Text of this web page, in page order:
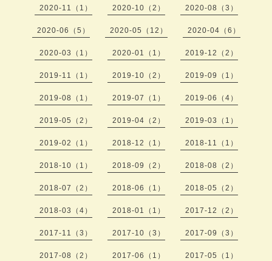
2020-11（1） 2020-10（2） 2020-08（3）
2020-06（5） 2020-05（12） 2020-04（6）
2020-03（1） 2020-01（1） 2019-12（2）
2019-11（1） 2019-10（2） 2019-09（1）
2019-08（1） 2019-07（1） 2019-06（4）
2019-05（2） 2019-04（2） 2019-03（1）
2019-02（1） 2018-12（1） 2018-11（1）
2018-10（1） 2018-09（2） 2018-08（2）
2018-07（2） 2018-06（1） 2018-05（2）
2018-03（4） 2018-01（1） 2017-12（2）
2017-11（3） 2017-10（3） 2017-09（3）
2017-08（2） 2017-06（1） 2017-05（1）